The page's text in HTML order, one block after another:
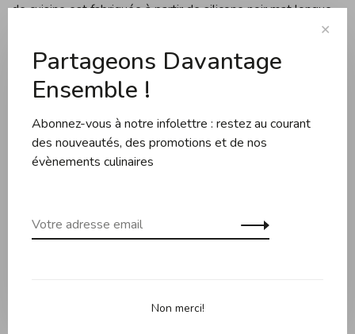
de cuisine est fabriquée à partir de silicone noir mat longue
durée et de bois d'acacia respectueux de l'environnement.
Conçu en France
Manche en bois d'acacia
Tête en silicone noir mat
Passe au lave-vaisselle, lavage à la main recommandé
✕
Partageons Davantage
Ensemble !
Abonnez-vous à notre infolettre : restez au courant
des nouveautés, des promotions et de nos
évènements culinaires
Non merci!